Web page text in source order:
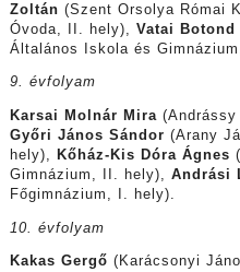
Zoltán (Szent Orsolya Római
Óvoda, II. hely), Vatai Botond
Általános Iskola és
9. évfolyam
Karsai Molnár Mira(Andrássy
Győri János Sándor (Arany
hely),
Kőház-Kis Dóra Ágnes
Gimnázium, II. hely), Andrási
Főgimnázium, I. hely).
10. évfolyam
Kakas Gergő (Karácsonyi